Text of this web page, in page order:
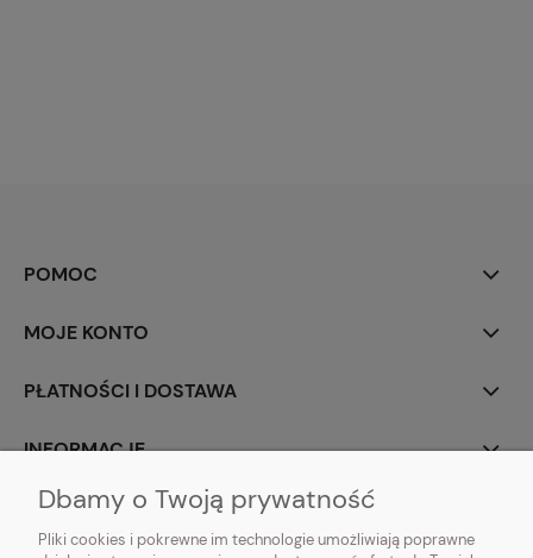
POMOC
MOJE KONTO
PŁATNOŚCI I DOSTAWA
INFORMACJE
O NAS
Dbamy o Twoją prywatność
Pliki cookies i pokrewne im technologie umożliwiają poprawne